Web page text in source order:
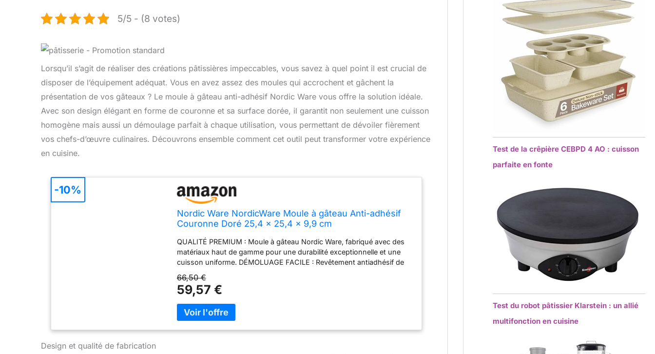
5/5 - (8 votes)
Lorsqu’il s’agit de réaliser des créations pâtissières impeccables, vous savez à quel point il est crucial de
disposer de l’équipement adéquat. Vous en avez assez des moules qui accrochent et gâchent la
présentation de vos gâteaux ? Le moule à gâteau anti-adhésif Nordic Ware vous offre la solution idéale.
Avec son design élégant en forme de couronne et sa surface dorée, il garantit non seulement une cuisson
homogène mais aussi un démoulage parfait à chaque utilisation, vous permettant de dévoiler fièrement
vos chefs-d’œuvre culinaires. Découvrons ensemble comment cet outil peut transformer votre expérience
en cuisine.
Nordic Ware NordicWare Moule à gâteau Anti-adhésif
Couronne Doré 25,4 x 25,4 x 9,9 cm
QUALITÉ PREMIUM : Moule à gâteau Nordic Ware, fabriqué avec des
matériaux haut de gamme pour une durabilité exceptionnelle et une
cuisson uniforme. DÉMOLUAGE FACILE : Revêtement antiadhésif de
créations. VARIÉTÉ DE FORMES : Large sélection de moules aux
designs originaux pour laisser libre cours à votre créativité en
pâtisserie. CUISSON PARFAITE : Conception innovante assurant une
répartition homogène de la chaleur pour des gâteaux savoureux et
moelleux. SATISFACTION GARANTIE : Chez Nordic Ware, votre
satisfaction est notre priorité absolue. Profitez pleinement de vos
66,50 €
59,57 €
-10%
Design et qualité de fabrication
Test de la crêpière CEBPD 4 AO : cuisson
parfaite en fonte
Test du robot pâtissier Klarstein : un allié
multifonction en cuisine